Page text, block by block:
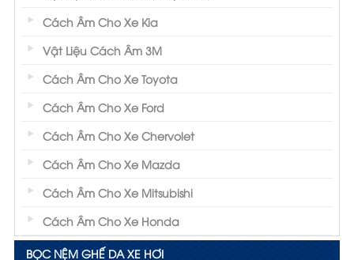
Cách Âm Cho Xe Kia
Vật Liệu Cách Âm 3M
Cách Âm Cho Xe Toyota
Cách Âm Cho Xe Ford
Cách Âm Cho Xe Chervolet
Cách Âm Cho Xe Mazda
Cách Âm Cho Xe Mitsubishi
Cách Âm Cho Xe Honda
BỌC NỆM GHẾ DA XE HƠI